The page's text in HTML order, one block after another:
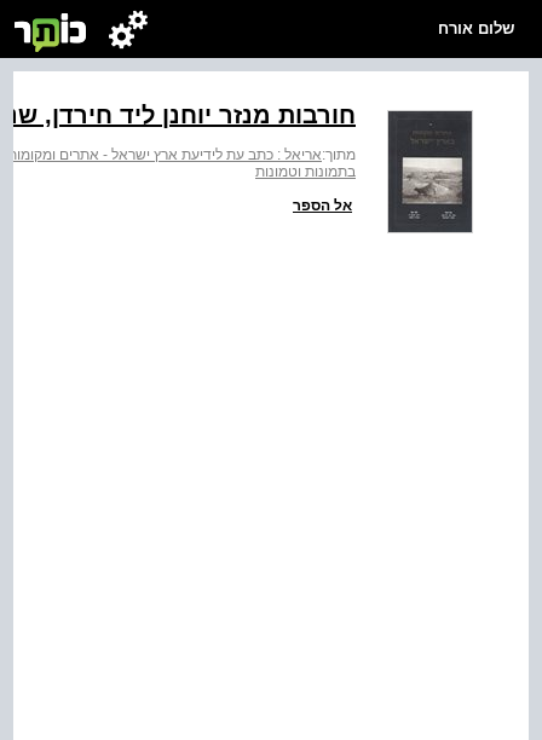
שלום אורח
חורבות מנזר יוחנן ליד חירדן,
מתוך:אריאל : כתב עת לידיעת ארץ ישראל - אתרים ומקומות
בתמונות וטמונות
אל הספר